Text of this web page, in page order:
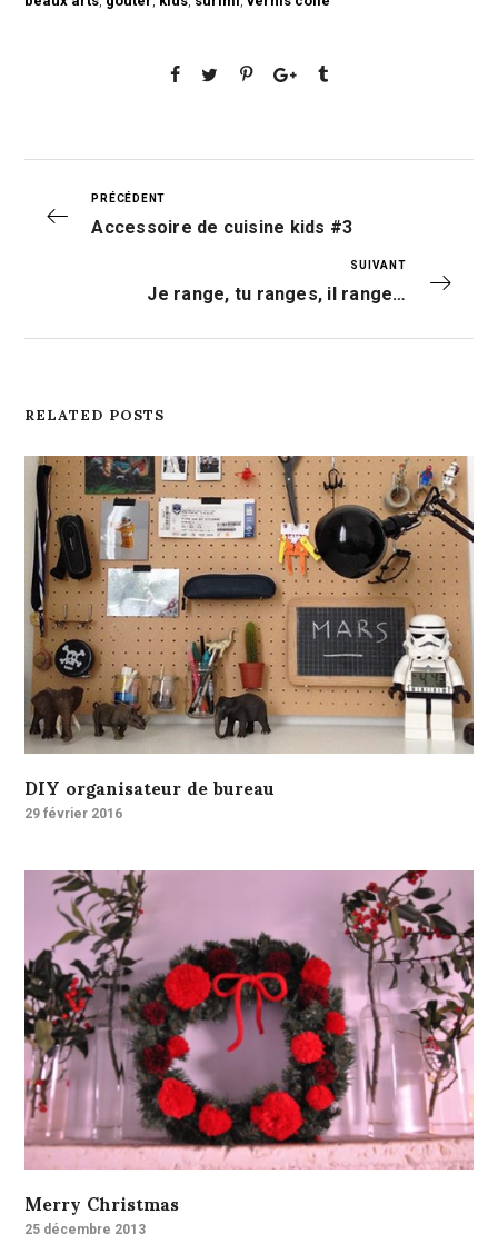
PRÉCÉDENT
Accessoire de cuisine kids #3
SUIVANT
Je range, tu ranges, il range…
RELATED POSTS
DIY organisateur de bureau
29 février 2016
Merry Christmas
25 décembre 2013